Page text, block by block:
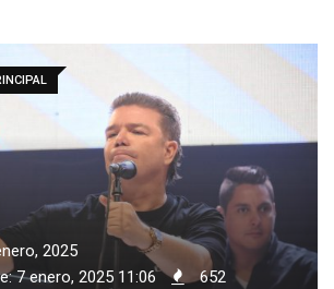
2025
7 enero, 2025 11:06
652